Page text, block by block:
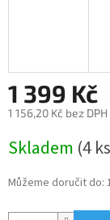
1 399 Kč
1 156,20 Kč bez DPH
cena:
Skladem (4
Můžeme doručit do: